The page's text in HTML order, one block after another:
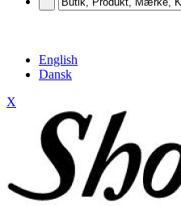
English
Dansk
X